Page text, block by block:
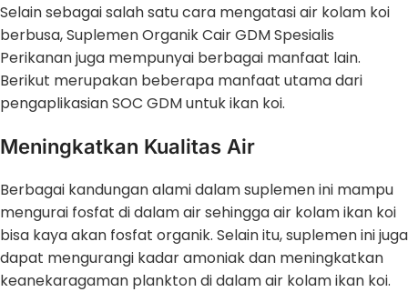
Selain sebagai salah satu cara mengatasi air kolam koi
berbusa, Suplemen Organik Cair GDM Spesialis
Perikanan juga mempunyai berbagai manfaat lain.
Berikut merupakan beberapa manfaat utama dari
pengaplikasian SOC GDM untuk ikan koi.
Meningkatkan Kualitas Air
Berbagai kandungan alami dalam suplemen ini mampu
mengurai fosfat di dalam air sehingga air kolam ikan koi
bisa kaya akan fosfat organik. Selain itu, suplemen ini juga
dapat mengurangi kadar amoniak dan meningkatkan
keanekaragaman plankton di dalam air kolam ikan koi.